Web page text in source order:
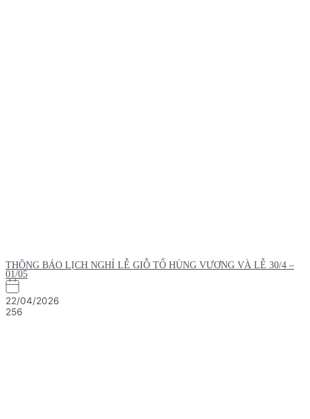
THÔNG BÁO LỊCH NGHỈ LỄ GIỖ TỔ HÙNG VƯƠNG VÀ LỄ 30/4 –
01/05
22/04/2026
256